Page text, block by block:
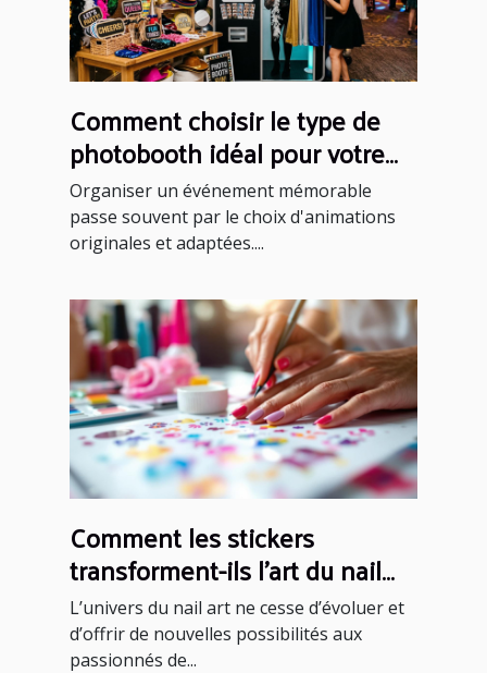
Comment choisir le type de
photobooth idéal pour votre
événement ?
Organiser un événement mémorable
passe souvent par le choix d'animations
originales et adaptées....
Comment les stickers
transforment-ils l'art du nail
art ?
L’univers du nail art ne cesse d’évoluer et
d’offrir de nouvelles possibilités aux
passionnés de...